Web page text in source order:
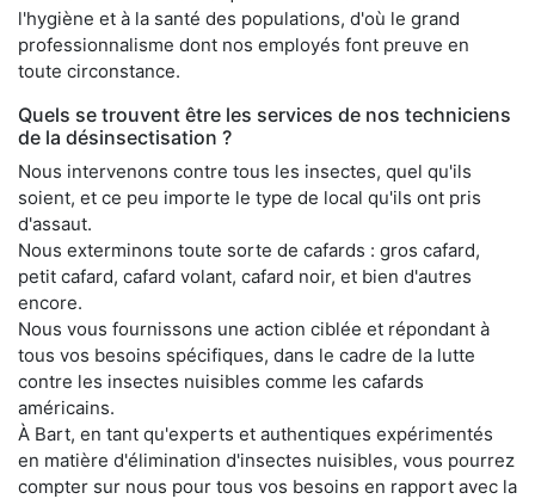
l'hygiène et à la santé des populations, d'où le grand
professionnalisme dont nos employés font preuve en
toute circonstance.
Quels se trouvent être les services de nos techniciens
de la désinsectisation ?
Nous intervenons contre tous les insectes, quel qu'ils
soient, et ce peu importe le type de local qu'ils ont pris
d'assaut.
Nous exterminons toute sorte de cafards : gros cafard,
petit cafard, cafard volant, cafard noir, et bien d'autres
encore.
Nous vous fournissons une action ciblée et répondant à
tous vos besoins spécifiques, dans le cadre de la lutte
contre les insectes nuisibles comme les cafards
américains.
À Bart, en tant qu'experts et authentiques expérimentés
en matière d'élimination d'insectes nuisibles, vous pourrez
compter sur nous pour tous vos besoins en rapport avec la